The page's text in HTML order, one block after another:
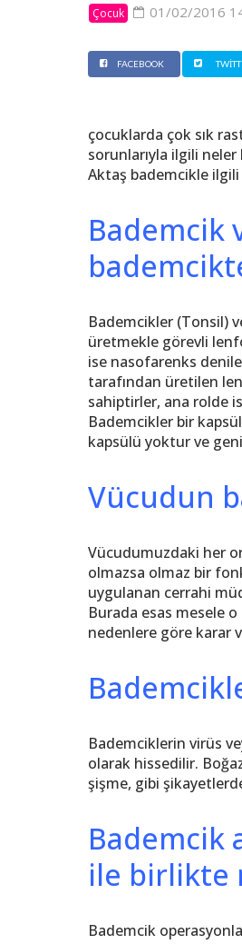
Çocuk 01/02/2016
FACEBOOK
çocuklarda çok sık
sorunlarıyla ilgili
Aktaş bademcikle ilgili
Bademcik
Bademcikler (Tonsil)
üretmekle görevli
ise nasofarenks
tarafından üretilen
sahiptirler, ana rolde
Bademcikler bir
kapsülü yoktur ve
Vücudun
Vücudumuzdaki her
olmazsa olmaz bir
uygulanan cerrahi
Burada esas mesele o
nedenlere göre karar
Bademciklerin virüs
olarak hissedilir.
şişme, gibi
Bademcik
ile birlikte
Bademcik